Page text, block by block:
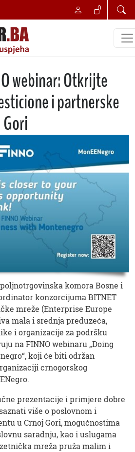
webinar: Otkrijte
i partnerske
komora Bosne i
konzorcijuma BITNET
mreže (Enterprise Europe
mala i srednja preduzeća,
i organizacije za podršku
na FINNO webinaru „Doing
koji će biti održan
crnogorskog
prezentacije i primjere dobre
više o poslovnom i
u Crnoj Gori, mogućnostima
saradnju, kao i uslugama
mreža pruža malim i